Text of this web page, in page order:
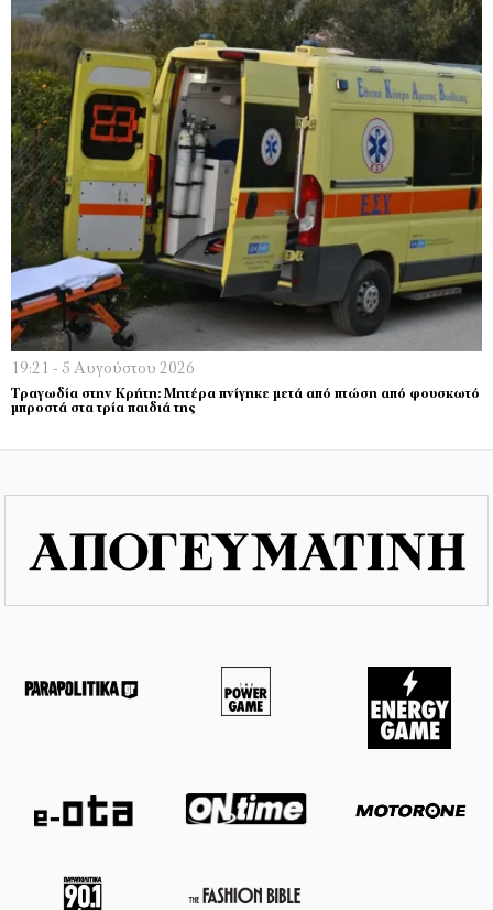
19:21 - 5 Αυγούστου 2026
Τραγωδία στην Κρήτη: Μητέρα πνίγηκε μετά από πτώση από φουσκωτό
μπροστά στα τρία παιδιά της